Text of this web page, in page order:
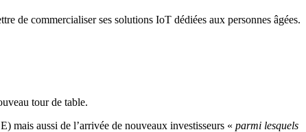
de commercialiser ses solutions IoT dédiées aux personnes âgées.
tour de table.
mais aussi de l’arrivée de nouveaux investisseurs « parmi lesquels